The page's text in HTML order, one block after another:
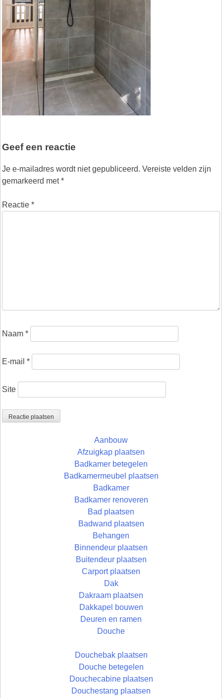
Geef een reactie
Je e-mailadres wordt niet gepubliceerd. Vereiste velden zijn
gemarkeerd met*
Reactie *
Naam *
E-mail *
Site
Aanbouw
Afzuigkap plaatsen
Badkamer betegelen
Badkamermeubel plaatsen
Badkamer
Badkamer renoveren
Bad plaatsen
Badwand plaatsen
Behangen
Binnendeur plaatsen
Buitendeur plaatsen
Carport plaatsen
Dak
Dakraam plaatsen
Dakkapel bouwen
Deuren en ramen
Douche
Douchebak plaatsen
Douche betegelen
Douchecabine plaatsen
Douchestang plaatsen